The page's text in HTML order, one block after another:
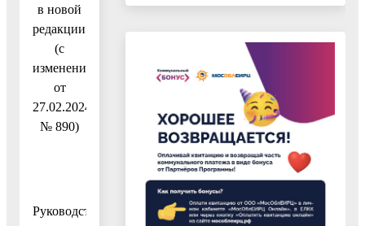
в новой
редакции»
(с
изменениями
от
27.02.2024
№ 890)
Руководствуясь